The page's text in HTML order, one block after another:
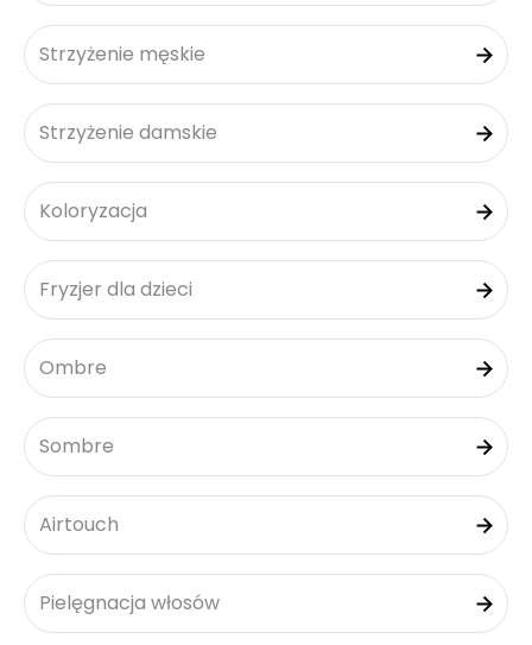
Strzyżenie męskie
Strzyżenie damskie
Koloryzacja
Fryzjer dla dzieci
Ombre
Sombre
Airtouch
Pielęgnacja włosów